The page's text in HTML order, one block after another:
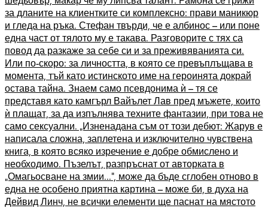
за дланите на клиентките си комплексно: прави маникюр
и гледа на ръка. Стефан твърди, че е албинос – или поне
една част от тялото му е такава. Разговорите с тях са
повод да разкаже за себе си и за преживяванията си.
Или по-скоро: за личността, в която се превъплъщава в
момента, тъй като истинското име на героинята докрай
остава тайна. Знаем само псевдонима ѝ – тя се
представя като камгърл Вайълет Лав пред мъжете, които
ѝ плащат, за да изпълнява техните фантазии, при това не
само сексуални. „Изненадана съм от този дебют: Жарув е
написала сложна, заплетена и изключително чувствена
книга, в която всяко изречение е добре обмислено и
необходимо. Пъзелът, разпръснат от авторката в
„Омагьосване на змии...“, може да бъде сглобен отново в
една не особено приятна картина – може би, в духа на
Дейвид Линч, не всички елементи ще паснат на мястото